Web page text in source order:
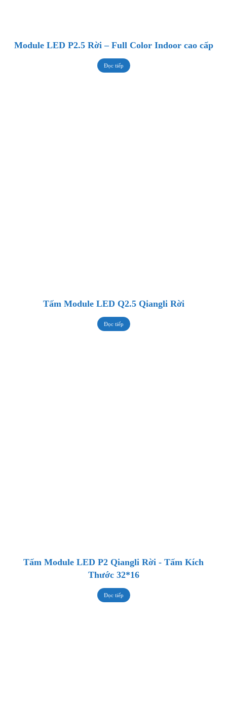
Module LED P2.5 Rời – Full Color Indoor cao cấp
Đọc tiếp
Tấm Module LED Q2.5 Qiangli Rời
Đọc tiếp
Tấm Module LED P2 Qiangli Rời - Tấm Kích
Thước 32*16
Đọc tiếp